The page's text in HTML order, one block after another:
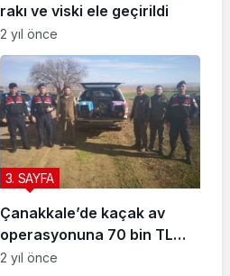
rakı ve viski ele geçirildi
2 yıl önce
Çanakkale’de kaçak av
operasyonuna 70 bin TL
ceza
3. SAYFA
2 yıl önce